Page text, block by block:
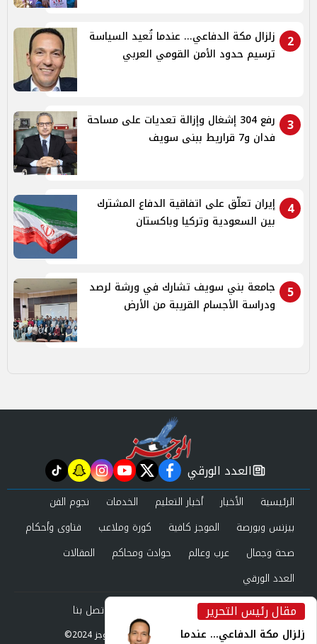
2
زلزال مكة الدفاعي... عندما تُعيد السياسة
ترسيم حدود الأمن القومي العربي
3
رفع 304 إشغال وإزالة تعديات على مساحة
فدان و7 قراريط ببنى سويف
4
إيران تعلّق على اتفاقية الدفاع المشترك
بين السعودية وتركيا وباكستان
5
جامعة بني سويف تشارك في ورشة لرصد
ودراسة الأجسام القريبة من الأرض
مقال رئيس التحرير
زلزال مكة الدفاعي... عندما
newspaper
العدد الورقي facebook
twitter
youtube
instagram
snapchat
tiktok
الرئيسية الأخبار أخبار التعليم الخدمات
نجوم الفن
بيزنس وبورصة
الموجز كافية كورة وملاعب
فتاوى وأحكام
صحة وجمال
عرب وعالم حوادث ومحاكم
المقالات
العدد الورقي
من نحن
اتصل بنا
©2024 الموجز All Rights Reserved.